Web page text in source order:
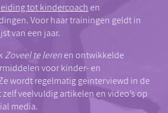
tot kindercoachen
Voor haar trainingen geldt in
van een jaar.
Zoveel te lerenen ontwikkelde
voor kinder- en
wordt regelmatig geïnterviewd in de
veelvuldig artikelen en video’s op
media.